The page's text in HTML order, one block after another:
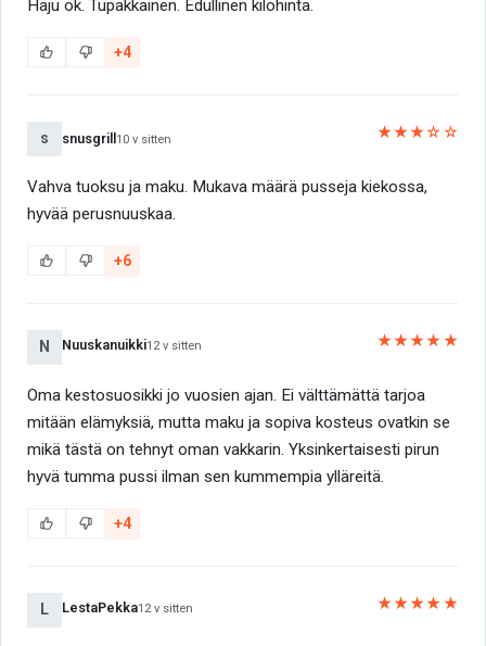
Haju ok. Tupakkainen. Edullinen kilohinta.
+4
s snusgrill 10 v sitten ★★★☆☆
Vahva tuoksu ja maku. Mukava määrä pusseja kiekossa,
hyvää perusnuuskaa.
+6
N Nuuskanuikki12 v sitten ★★★★★
Oma kestosuosikki jo vuosien ajan. Ei välttämättä tarjoa
mitään elämyksiä, mutta maku ja sopiva kosteus ovatkin se
mikä tästä on tehnyt oman vakkarin. Yksinkertaisesti pirun
hyvä tumma pussi ilman sen kummempia ylläreitä.
+4
L LestaPekka12 v sitten ★★★★★